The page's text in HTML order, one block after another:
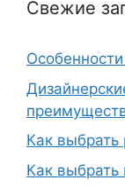
Свежие
Как выбрать
Как